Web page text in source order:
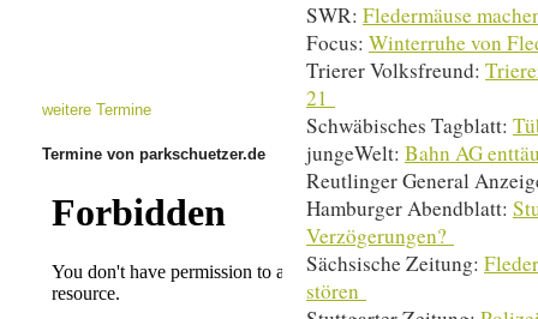
SWR: Fledermäuse
Focus: Winterruhe von
Trierer Volksfreund:
21
Schwäbisches Tagblatt:
jungeWelt: Bahn AG
Reutlinger General
Hamburger Abendblatt:
Verzögerungen?
Sächsische Zeitung:
stören
weitere Termine
Termine von parkschuetzer.de